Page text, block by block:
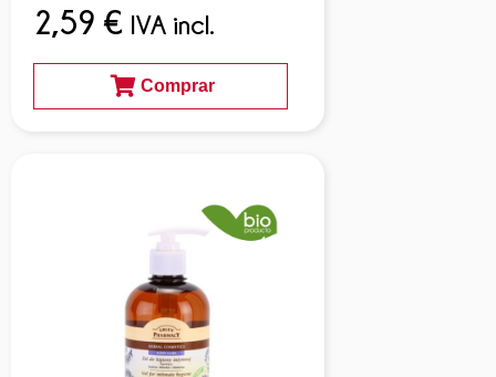
2,59€ IVA incl.
Comprar